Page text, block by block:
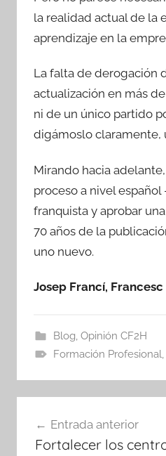
la realidad actual de la
aprendizaje en la
La falta de derogación
actualización en más
ni de un único partido
digámoslo claramente,
Mirando hacia
proceso a nivel
franquista y aprobar
70 años de la
uno nuevo.
Josep Francí,
Blog, Opinión CF2H
Formación Profesional,
de
Entrada anterior
Fortalecer los